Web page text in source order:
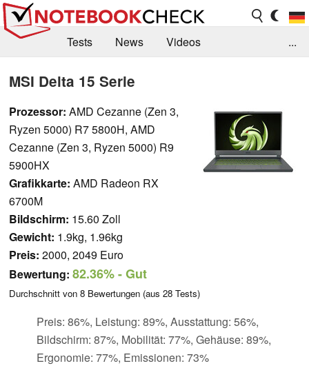
Tests News
Videos
Forum
...
MSI Delta 15 Serie
Prozessor: AMD Cezanne (Zen 3,
Ryzen 5000) R7 5800H, AMD
Cezanne (Zen 3, Ryzen 5000) R9
5900HX
Grafikkarte: AMD Radeon RX
6700M
Bildschirm: 15.60 Zoll
Gewicht: 1.9kg, 1.96kg
Preis: 2000, 2049 Euro
Bewertung: 82.36%- Gut
Durchschnitt von 8 Bewertungen (aus 28 Tests)
Preis: 86%, Leistung: 89%, Ausstattung: 56%,
Bildschirm: 87%, Mobilität: 77%, Gehäuse: 89%,
Ergonomie: 77%, Emissionen: 73%